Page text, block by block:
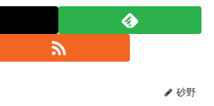
砂野